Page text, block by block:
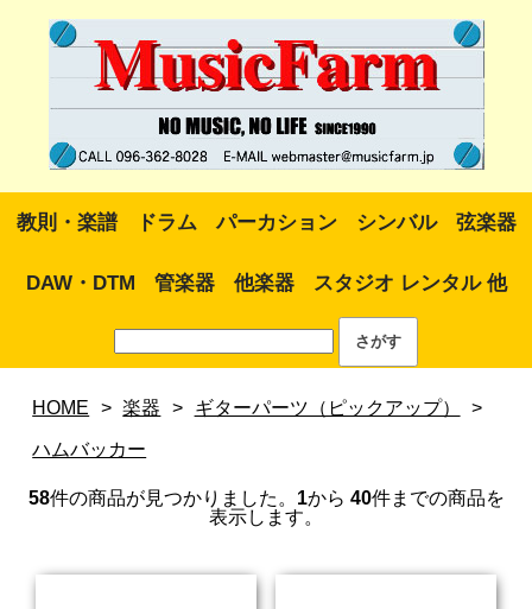
教則・楽譜 ドラム パーカション シンバル 弦楽器
DAW・DTM 管楽器 他楽器 スタジオ レンタル 他
HOME > 楽器 > ギターパーツ（ピックアップ） >
ハムバッカー
58件の商品が見つかりました。 1から 40件までの商品を
表示します。